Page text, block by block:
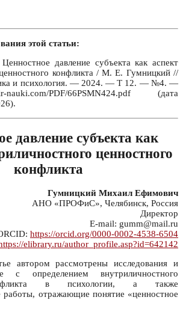
этой статьи:
Ценностное давление субъекта как аспект
конфликта / М. Е. Гумницкий //
и психология. — 2024. — Т 12. — №4. —
PDF/66PSMN424.pdf (дата
давление субъекта как
ценностного
конфликта
Гумницкий Михаил Ефимович
АНО «ПРОФиС», Челябинск, Россия
Директор
E-mail: gumm@mail.ru
https://orcid.org/0000-0002-4538-6504
elibrary.ru/author_profile.asp?id=642142
автором рассмотрены исследования и
с определением внутриличностного
в психологии, а также
отражающие понятие «ценностное